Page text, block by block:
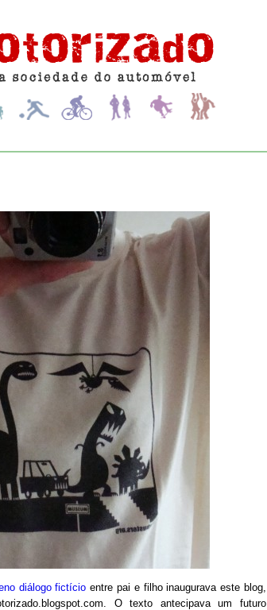
diálogo fictício entre pai e filho inaugurava este blog,
O texto antecipava um futuro